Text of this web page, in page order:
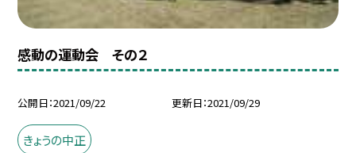
感動の運動会 その２
公開日 2021/09/22 更新日 2021/09/29
きょうの中正